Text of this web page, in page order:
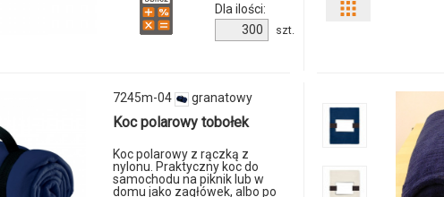
Dla ilości:
produktu
szt.
produktu
7242m-
7245m-04 granatowy
Koc polarowy tobołek
Koc polarowy z rączką z
nylonu. Praktyczny koc do
samochodu na piknik lub w
domu jako zagłówek, albo po